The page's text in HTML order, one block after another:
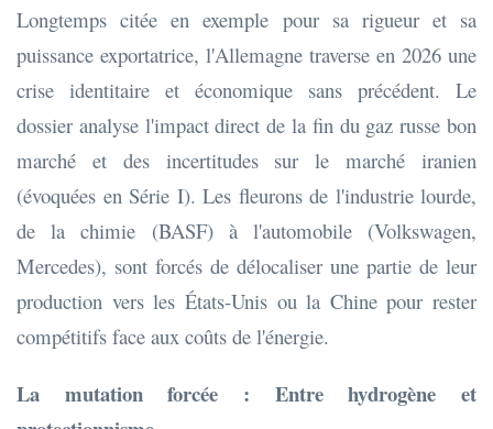
Longtemps citée en exemple pour sa rigueur et sa
puissance exportatrice, l'Allemagne traverse en 2026 une
crise identitaire et économique sans précédent. Le
dossier analyse l'impact direct de la fin du gaz russe bon
marché et des incertitudes sur le marché iranien
(évoquées en Série I). Les fleurons de l'industrie lourde,
de la chimie (BASF) à l'automobile (Volkswagen,
Mercedes), sont forcés de délocaliser une partie de leur
production vers les États-Unis ou la Chine pour rester
compétitifs face aux coûts de l'énergie.
La mutation forcée : Entre hydrogène et